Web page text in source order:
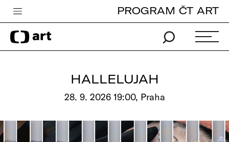
Česká televize
Zpravodajství
Pro děti
PROGRAM ČT ART
HALLELUJAH
28. 9. 2026 19:00, Praha